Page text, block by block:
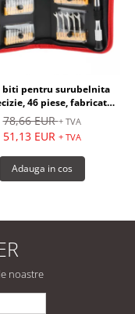
biti pentru surubelnita
46 piese, fabricate
din otel - RS PRO
78,66 EUR+ TVA
51,13 EUR + TVA
Adauga in cos
noastre